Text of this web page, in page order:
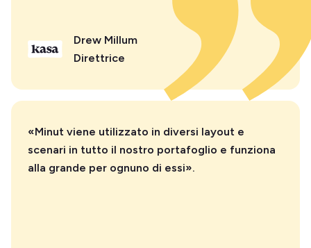
Drew Millum
Direttrice
«Minut viene utilizzato in diversi layout e
scenari in tutto il nostro portafoglio e funziona
alla grande per ognuno di essi».